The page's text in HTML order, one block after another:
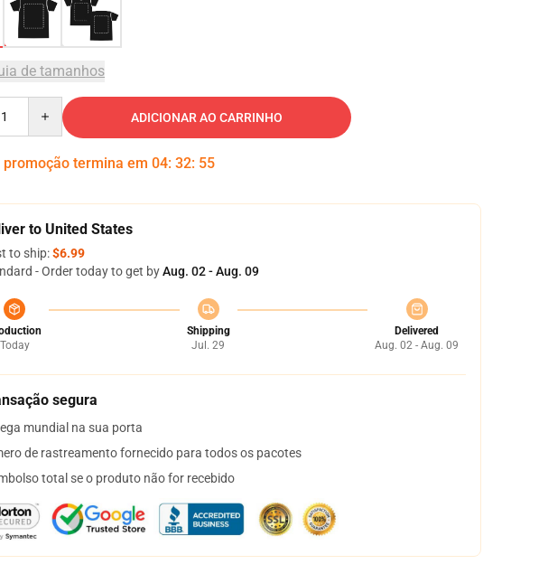
de tamanhos
ADICIONAR AO CARRINHO
promoção termina em 04: 32: 54
to United States
to ship:$6.99
- Order today to get byAug. 02 - Aug. 09
Today
Shipping
Jul. 29
Delivered
Aug. 02 - Aug. 09
segura
mundial na sua porta
de rastreamento fornecido para todos os pacotes
total se o produto não for recebido